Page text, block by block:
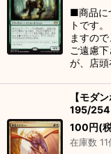
■商品に
トです
ますの
ご遠慮
が、店
【モダ
195/254
100円(
在庫数 11